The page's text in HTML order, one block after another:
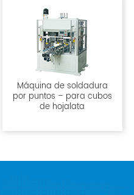
Máquina de soldadura
por puntos – para cubos
de hojalata